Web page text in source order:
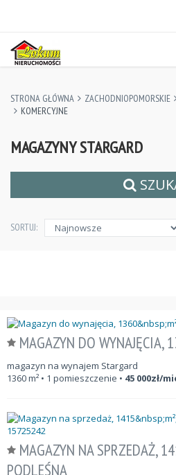
STRONA GŁÓWNA ZACHODNIOPOMORSKIE
KOMERCYJNE
MAGAZYNY STARGARD
SORTUJ:
MAGAZYN DO WYNAJĘCIA,
magazyn na wynajem Stargard
1360m² • 1 pomieszczenie • 45 000zł/
MAGAZYN NA SPRZEDAŻ,
PODLEŚNA